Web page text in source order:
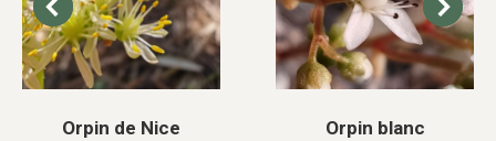
Orpin de Nice Orpin blanc